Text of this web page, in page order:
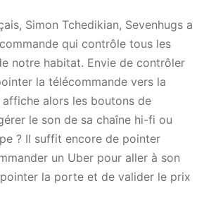
Simon Tchedikian, Sevenhugs a
qui contrôle tous les
notre habitat. Envie de contrôler
la télécommande vers la
affiche alors les boutons de
le son de sa chaîne hi-fi ou
? Il suffit encore de pointer
un Uber pour aller à son
la porte et de valider le prix